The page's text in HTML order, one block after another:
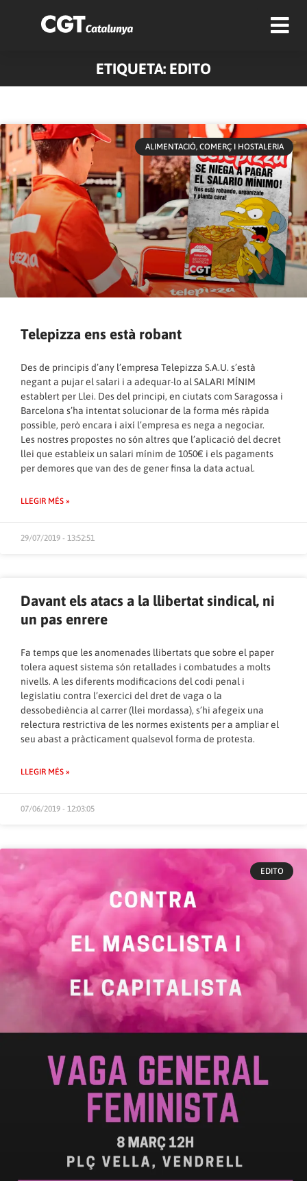
ETIQUETA: EDITO
ALIMENTACIÓ, COMERÇ I HOSTALERIA
Telepizza ens està robant
Des de principis d’any l’empresa Telepizza S.A.U. s’està
negant a pujar el salari i a adequar-lo al SALARI MÍNIM
establert per Llei. Des del principi, en ciutats com Saragossa i
Barcelona s’ha intentat solucionar de la forma més ràpida
possible, però encara i així l’empresa es nega a negociar.
Les nostres propostes no són altres que l’aplicació del decret
llei que estableix un salari mínim de 1050€ i els pagaments
per demores que van des de gener finsa la data actual.
LLEGIR MÉS »
29/07/2019 - 13:52:51
Davant els atacs a la llibertat sindical, ni
un pas enrere
Fa temps que les anomenades llibertats que sobre el paper
tolera aquest sistema són retallades i combatudes a molts
nivells. A les diferents modificacions del codi penal i
legislatiu contra l’exercici del dret de vaga o la
dessobediència al carrer (llei mordassa), s’hi afegeix una
relectura restrictiva de les normes existents per a ampliar el
seu abast a pràcticament qualsevol forma de protesta.
LLEGIR MÉS »
07/06/2019 - 12:03:05
EDITO